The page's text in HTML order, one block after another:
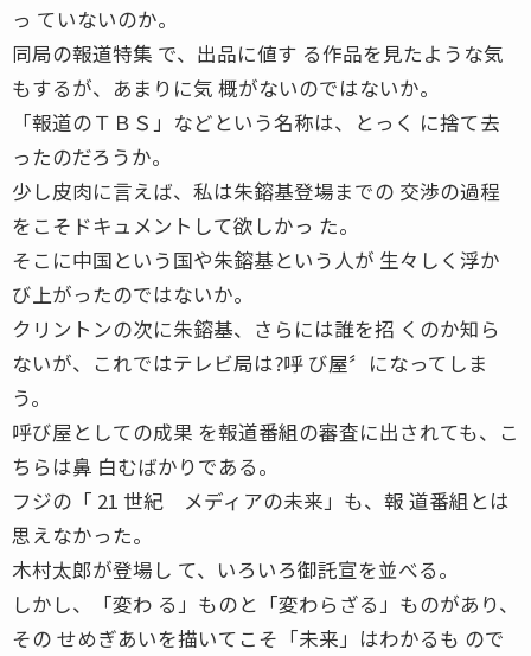
っ ていないのか。
同局の報道特集 で、出品に値す る作品を見たような気
もするが、あまりに気 概がないのではないか。
「報道のＴＢＳ」などという名称は、とっく に捨て去
ったのだろうか。
少し皮肉に言えば、私は朱鎔基登場までの 交渉の過程
をこそドキュメントして欲しかっ た。
そこに中国という国や朱鎔基という人が 生々しく浮か
び上がったのではないか。
クリントンの次に朱鎔基、さらには誰を招 くのか知ら
ないが、これではテレビ局は?呼 び屋〞になってしま
う。
呼び屋としての成果 を報道番組の審査に出されても、こ
ちらは鼻 白むばかりである。
フジの「 21 世紀 メディアの未来」も、報 道番組とは
思えなかった。
木村太郎が登場し て、いろいろ御託宣を並べる。
しかし、「変わ る」ものと「変わらざる」ものがあり、
その せめぎあいを描いてこそ「未来」はわかるも ので